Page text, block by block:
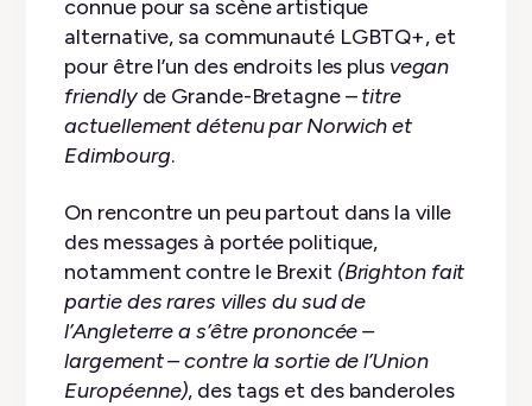
connue pour sa scène artistique
alternative, sa communauté LGBTQ+, et
pour être l’un des endroits les plus vegan
friendlyde Grande-Bretagne –titre
actuellement détenu par Norwich et
Edimbourg.
On rencontre un peu partout dans la ville
des messages à portée politique,
notamment contre le Brexit (Brighton fait
partie des rares villes du sud de
l’Angleterre a s’être prononcée –
largement – contre la sortie de l’Union
Européenne), des tags et des banderoles